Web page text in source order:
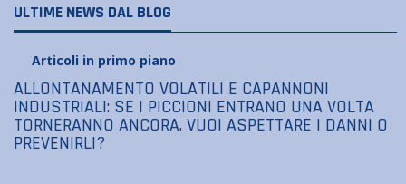
ULTIME NEWS DAL BLOG
Articoli in primo piano
ALLONTANAMENTO VOLATILI E CAPANNONI
INDUSTRIALI: SE I PICCIONI ENTRANO UNA VOLTA
TORNERANNO ANCORA. VUOI ASPETTARE I DANNI O
PREVENIRLI?